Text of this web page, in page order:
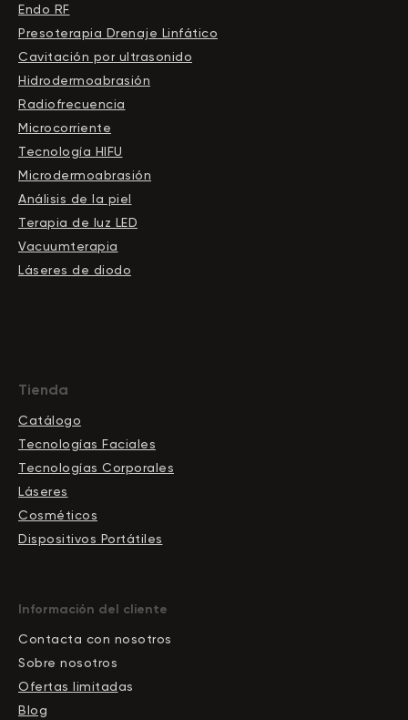
Endo RF
Presoterapia Drenaje Linfático
Cavitación por ultrasonido
Hidrodermoabrasión
Radiofrecuencia
Microcorriente
Tecnología HIFU
Microdermoabrasión
Análisis de la piel
Terapia de luz LED
Vacuumterapia
Láseres de diodo
Tienda
Catálogo
Tecnologías Faciales
Tecnologías Corporales
Láseres
Cosméticos
Dispositivos Portátiles
Información del cliente
Contacta con nosotros
Sobre nosotros
Ofertas limitadas
Blog